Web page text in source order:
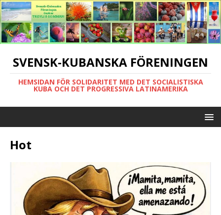
SVENSK-KUBANSKA FÖRENINGEN
HEMSIDAN FÖR SOLIDARITET MED DET SOCIALISTISKA
KUBA OCH DET PROGRESSIVA LATINAMERIKA
Hot